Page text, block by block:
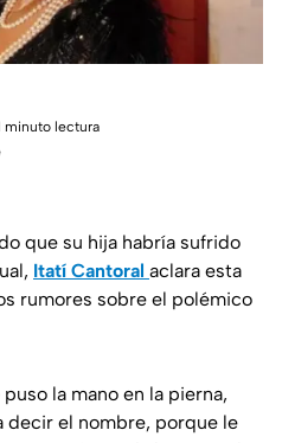
minuto lectura
que su hija habría sufrido
Itatí Cantoral aclara esta
rumores sobre el polémico
la mano en la pierna,
decir el nombre, porque le